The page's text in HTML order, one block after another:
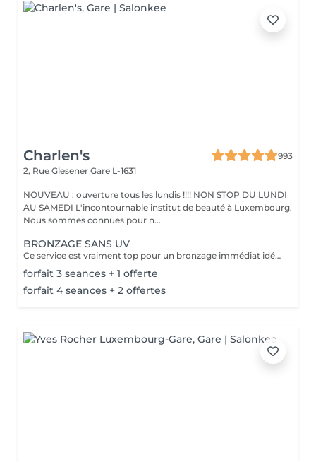
Charlen's
993
2, Rue Glesener Gare L-1631
NOUVEAU : ouverture tous les lundis !!!! NON STOP DU LUNDI
AU SAMEDI L'incontournable institut de beauté à Luxembourg.
Nous sommes connues pour n...
BRONZAGE SANS UV
Ce service est vraiment top pour un bronzage immédiat idéal avant vos vacances ou avant une soirée ;) Nous vous conseillons de faire un gommage la veille du soin et de porter des vêtements amples noirs. Selon votre peau, cela tient environ 1 semaine à 10 Jours! AVANT Exfolier votre peau en profondeur, puis hydrater généreusement 24h avant d'appliquer votre autobronzant, en insistant bien sur les coudes, genoux, chevilles et les zones sensibles. Épiler ou raser dans les 48h avant application afin que les pores de la peau soient fermés. Des points noirs pourraient apparaître si votre peau n'est pas nette lors de l'application. Ne pas appliquer de crème hydratante, parfum, déodorant ou maquillage le jour même de l'application cela pourrait obstruer les pores de la peau et faire apparaître des points noirs. APRÈS Porter des vêtement amples de couleur foncée les vêtements près du corps ou sous-vêtements pourraient faire des marques, porter des chaussures larges. Hydrater quotidiennement votre peau les jours suivant l'application ou utiliser un autobronzant progressif pour entretenir votre bronzage et le faire durer plus longtemps. Après 5 jours, exfolier quotidiennement votre peau à l'aide d'un exfoliant doux afin d'aider votre peau à absorber plus facilement votre crème hydratante, et garder un joli bronzage. Cela permet aussi au bronzage de s'estomper progressivement et uniformément.
forfait 3 seances + 1 offerte
forfait 4 seances + 2 offertes